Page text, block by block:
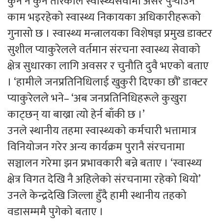
काम भइरहेको स्वास्थ्य निकायका अधिकारीहरूको
गुनासो छ । स्वास्थ्य मन्त्रालयका विशेषज्ञ प्रमुख डाक्टर
सुशील प्याकुरेलले वर्तमान संरचना स्वास्थ्य सेवाको
क्षेत्र सुधारका लागि अवसर र चुनौति दुवै भएको बताए
। ‘हामीले जनप्रतिनिधिलाई खुकुरी दिएका छौं’ डाक्टर
प्याकुरेलले भने– ‘अब जनप्रतिनिधिहरूले कुखुरा
काट्छन् या बाख्रा त्यो हेर्न बाँकी छ ।’
उनले स्थानीय तहमा स्वास्थ्यको कर्मचारी भत्तामात्र
विनियोजन गरेर अन्य कार्यक्रम पुरानै संरचनामा
सञ्चालन गरेमा झन प्रभावकारी बन्ने बताए । ‘स्वास्थ्य
क्षेत्र विगत देखि नै अहिलेको संरचनामा रहेको थियो’
उनले केन्द्रदेखि जिल्ला हुँदै हामी स्थानीय तहको
वडासम्ममै पुगेको बताए ।